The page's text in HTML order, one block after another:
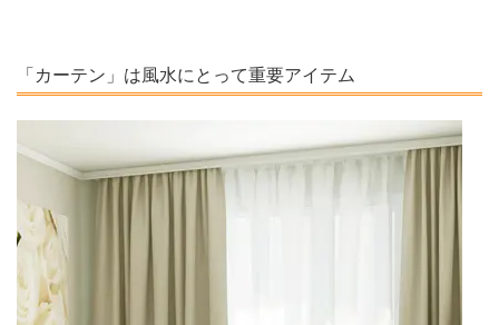
「カーテン」は風水にとって重要アイテム